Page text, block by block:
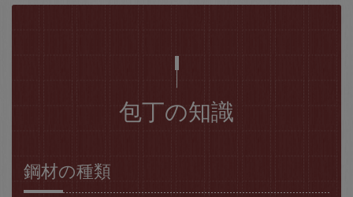
包丁の知識
鋼材の種類